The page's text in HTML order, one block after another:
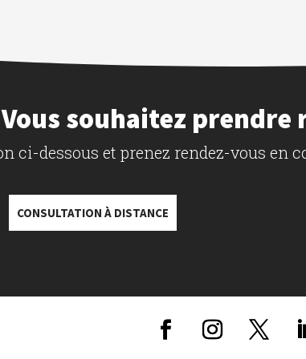
Vous souhaitez prendre
ci-dessous et prenez rendez-vous en
CONSULTATION À DISTANCE